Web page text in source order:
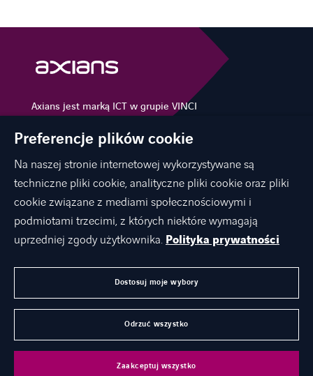
Axians jest marką ICT w grupie VINCI
O NAS
OFERTA
KARIERA
©Axians 2026
Nota prawna
Preferencje plików cookie
Na naszej stronie internetowej wykorzystywane są
techniczne pliki cookie, analityczne pliki cookie oraz pliki
cookie związane z mediami społecznościowymi i
podmiotami trzecimi, z których niektóre wymagają
uprzedniej zgody użytkownika. Polityka prywatności
Dostosuj moje wybory
Odrzuć wszystko
Zaakceptuj wszystko